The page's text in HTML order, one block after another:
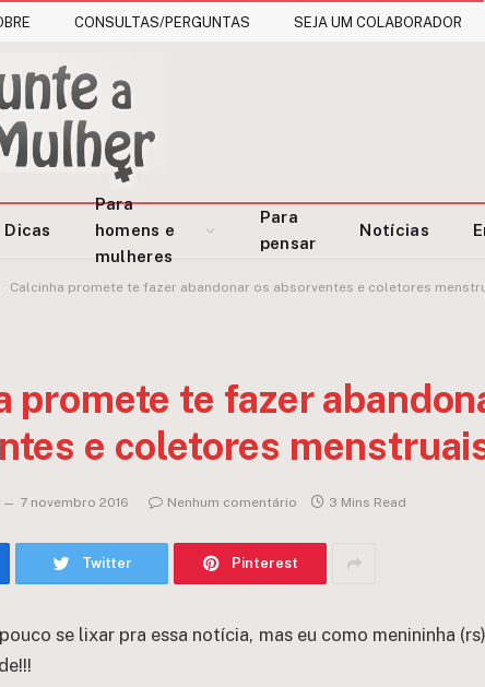
CONSULTAS/PERGUNTAS SEJA UM COLABORADOR
Dicas
Para
homens e
mulheres
Para
pensar
Notícias
Calcinha promete te fazer abandonar os absorventes e coletores
promete te fazer
e coletores
7 novembro 2016 Nenhum comentário 3 Mins Read
Twitter Pinterest
se lixar pra essa notícia, mas eu como menininha